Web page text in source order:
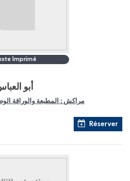
Imprimé
(سيدي بلعباس)
مراكش : المطبعة والوراقة
Réserver